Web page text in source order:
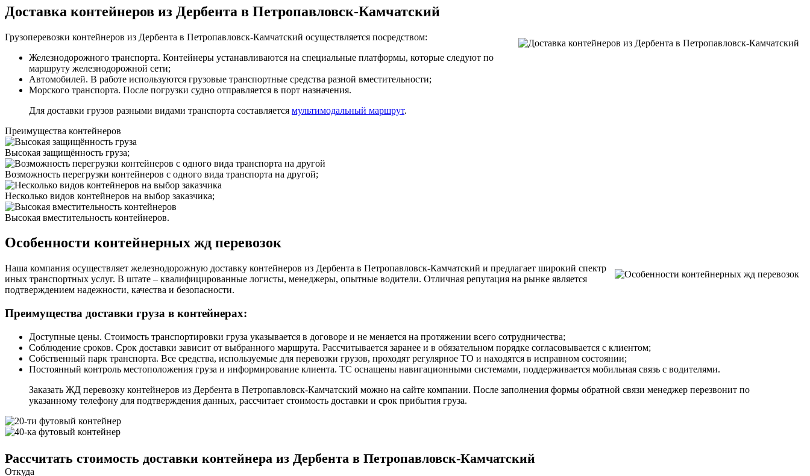
Доставка контейнеров из Дербента в Петропавловск-Камчатский
Грузоперевозки контейнеров из Дербента в Петропавловск-Камчатский осуществляется посредством:
Железнодорожного транспорта. Контейнеры устанавливаются на специальные платформы, которые следуют по
маршруту железнодорожной сети;
Автомобилей. В работе используются грузовые транспортные средства разной вместительности;
Морского транспорта. После погрузки судно отправляется в порт назначения.
Для доставки грузов разными видами транспорта составляется мультимодальный маршрут.
Преимущества контейнеров
Высокая защищённость груза;
Возможность перегрузки контейнеров с одного вида транспорта на другой;
Несколько видов контейнеров на выбор заказчика;
Высокая вместительность контейнеров.
Особенности контейнерных жд перевозок
Наша компания осуществляет железнодорожную доставку контейнеров из Дербента в Петропавловск-Камчатский и предлагает широкий спектр
иных транспортных услуг. В штате – квалифицированные логисты, менеджеры, опытные водители. Отличная репутация на рынке является
подтверждением надежности, качества и безопасности.
Преимущества доставки груза в контейнерах:
Доступные цены. Стоимость транспортировки груза указывается в договоре и не меняется на протяжении всего сотрудничества;
Соблюдение сроков. Срок доставки зависит от выбранного маршрута. Рассчитывается заранее и в обязательном порядке согласовывается с клиентом;
Собственный парк транспорта. Все средства, используемые для перевозки грузов, проходят регулярное ТО и находятся в исправном состоянии;
Постоянный контроль местоположения груза и информирование клиента. ТС оснащены навигационными системами, поддерживается мобильная связь с водителями.
Заказать ЖД перевозку контейнеров из Дербента в Петропавловск-Камчатский можно на сайте компании. После заполнения формы обратной связи менеджер перезвонит по
указанному телефону для подтверждения данных, рассчитает стоимость доставки и срок прибытия груза.
Рассчитать стоимость доставки контейнера из Дербента в Петропавловск-Камчатский
Откуда